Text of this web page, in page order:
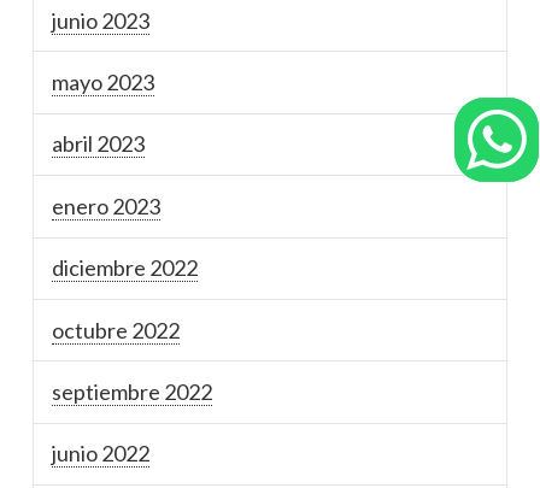
junio 2023
mayo 2023
abril 2023
enero 2023
diciembre 2022
octubre 2022
septiembre 2022
junio 2022